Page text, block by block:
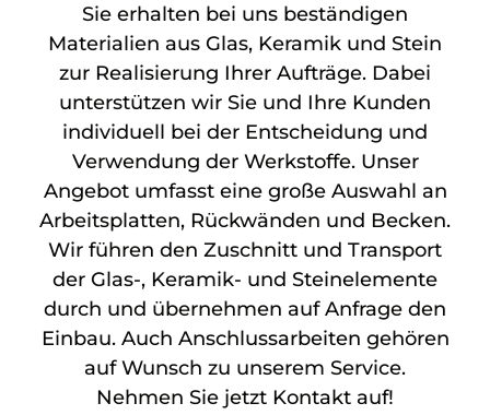
Sie erhalten bei uns beständigen
Materialien aus Glas, Keramik und Stein
zur Realisierung Ihrer Aufträge. Dabei
unterstützen wir Sie und Ihre Kunden
individuell bei der Entscheidung und
Verwendung der Werkstoffe. Unser
Angebot umfasst eine große Auswahl an
Arbeitsplatten, Rückwänden und Becken.
Wir führen den Zuschnitt und Transport
der Glas-, Keramik- und Steinelemente
durch und übernehmen auf Anfrage den
Einbau. Auch Anschlussarbeiten gehören
auf Wunsch zu unserem Service.
Nehmen Sie jetzt Kontakt auf!